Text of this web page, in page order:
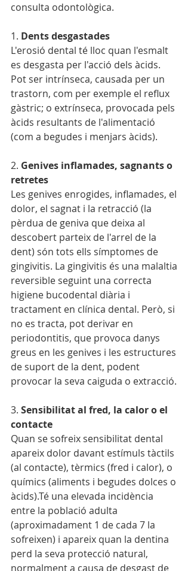
consulta odontològica.
1. Dents desgastades
L'erosió dental té lloc quan l'esmalt
es desgasta per l'acció dels àcids.
Pot ser intrínseca, causada per un
trastorn, com per exemple el reflux
gàstric; o extrínseca, provocada pels
àcids resultants de l'alimentació
(com a begudes i menjars àcids).
2. Genives inflamades, sagnants o
retretes
Les genives enrogides, inflamades, el
dolor, el sagnat i la retracció (la
pèrdua de geniva que deixa al
descobert parteix de l'arrel de la
dent) són tots ells símptomes de
gingivitis. La gingivitis és una malaltia
reversible seguint una correcta
higiene bucodental diària i
tractament en clínica dental. Però, si
no es tracta, pot derivar en
periodontitis, que provoca danys
greus en les genives i les estructures
de suport de la dent, podent
provocar la seva caiguda o extracció.
3. Sensibilitat al fred, la calor o el
contacte
Quan se sofreix sensibilitat dental
apareix dolor davant estímuls tàctils
(al contacte), tèrmics (fred i calor), o
químics (aliments i begudes dolces o
àcids).Té una elevada incidència
entre la població adulta
(aproximadament 1 de cada 7 la
sofreixen) i apareix quan la dentina
perd la seva protecció natural,
normalment a causa de desgast de